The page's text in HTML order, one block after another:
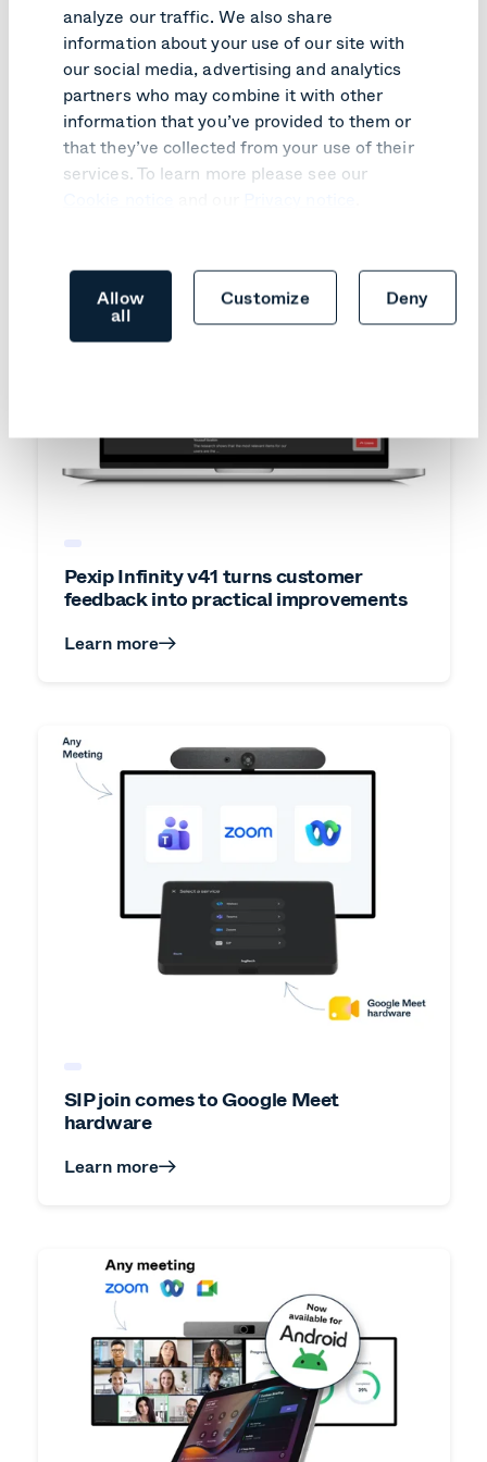
analyze our traffic. We also share
information about your use of our site with
our social media, advertising and analytics
partners who may combine it with other
information that you’ve provided to them or
that they’ve collected from your use of their
services. To learn more please see our
Allow
all
Customize Deny
Gefällt Ihnen, was Sie
lesen?
Hier finden Sie inspirierende Artikel, die Ihnen
gefallen könnten.
Pexip Infinity v41 turns customer
feedback into practical improvements
Learn more
SIP join comes to Google Meet
hardware
Learn more